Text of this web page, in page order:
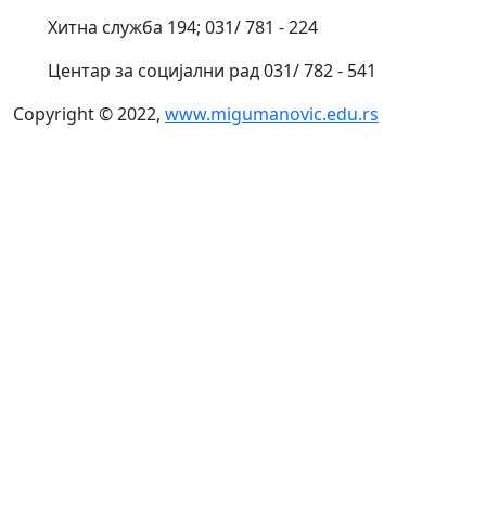
Хитна служба 194; 031/ 781 - 224
Центар за социјални рад 031/ 782 - 541
Copyright © 2022, www.migumanovic.edu.rs